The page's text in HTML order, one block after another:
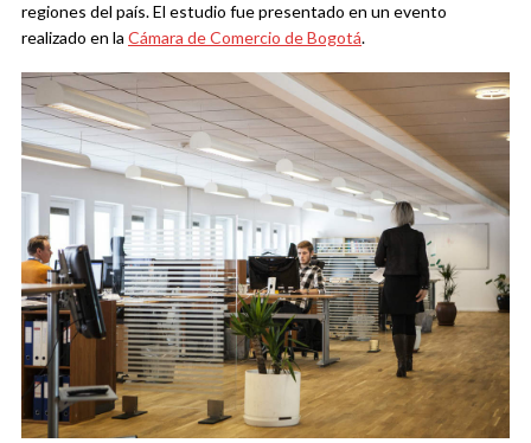
regiones del país. El estudio fue presentado en un evento
realizado en la Cámara de Comercio de Bogotá.